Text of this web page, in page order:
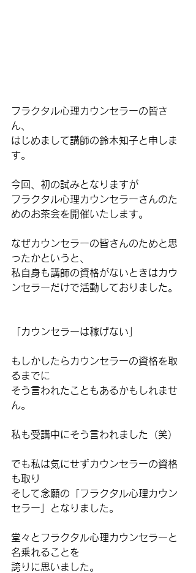
フラクタル心理カウンセラーの皆さ
ん、
はじめまして講師の鈴木知子と申しま
す。
今回、初の試みとなりますが
フラクタル心理カウンセラーさんのた
めのお茶会を開催いたします。
なぜカウンセラーの皆さんのためと思
ったかというと、
私自身も講師の資格がないときはカウ
ンセラーだけで活動しておりました。
「カウンセラーは稼げない」
もしかしたらカウンセラーの資格を取
るまでに
そう言われたこともあるかもしれませ
ん。
私も受講中にそう言われました（笑）
でも私は気にせずカウンセラーの資格
も取り
そして念願の「フラクタル心理カウン
セラー」となりました。
堂々とフラクタル心理カウンセラーと
名乗れることを
誇りに思いました。